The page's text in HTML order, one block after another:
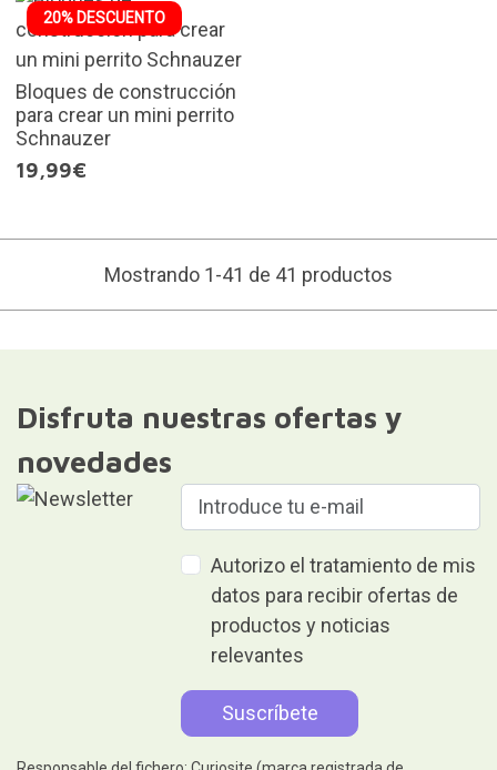
20% DESCUENTO
Bloques de construcción
para crear un mini perrito
Schnauzer
19,99€
Mostrando 1-41 de 41 productos
Disfruta nuestras ofertas y
novedades
Autorizo el tratamiento de mis
datos para recibir ofertas de
productos y noticias
relevantes